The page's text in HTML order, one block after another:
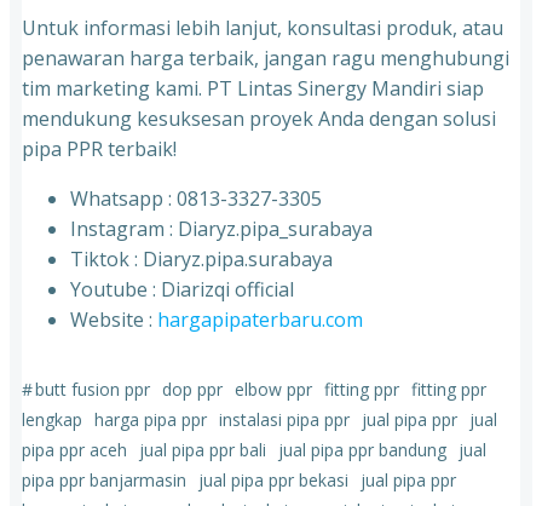
Untuk informasi lebih lanjut, konsultasi produk, atau
penawaran harga terbaik, jangan ragu menghubungi
tim marketing kami. PT Lintas Sinergy Mandiri siap
mendukung kesuksesan proyek Anda dengan solusi
pipa PPR terbaik!
Whatsapp : 0813-3327-3305
⁠Instagram : Diaryz.pipa_surabaya
⁠Tiktok : Diaryz.pipa.surabaya
⁠Youtube : Diarizqi official
⁠Website : hargapipaterbaru.com
#butt fusion ppr dop ppr elbow ppr fitting ppr fitting ppr
lengkap harga pipa ppr instalasi pipa ppr jual pipa ppr jual
pipa ppr aceh
jual pipa ppr bali jual pipa ppr bandung jual
pipa ppr banjarmasin
jual pipa ppr bekasi
jual pipa ppr